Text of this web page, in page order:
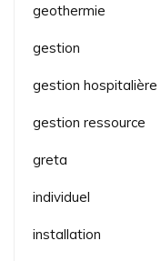
geothermie
gestion
gestion hospitalière
gestion ressource
greta
individuel
installation